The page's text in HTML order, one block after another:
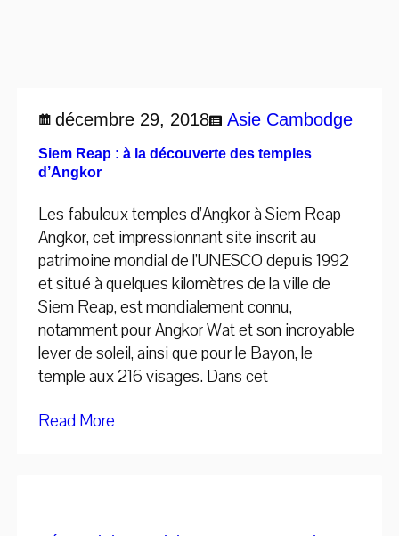
décembre 29, 2018 Asie Cambodge
Siem Reap : à la découverte des temples
d’Angkor
Les fabuleux temples d’Angkor à Siem Reap
Angkor, cet impressionnant site inscrit au
patrimoine mondial de l’UNESCO depuis 1992
et situé à quelques kilomètres de la ville de
Siem Reap, est mondialement connu,
notamment pour Angkor Wat et son incroyable
lever de soleil, ainsi que pour le Bayon, le
temple aux 216 visages. Dans cet
Read More